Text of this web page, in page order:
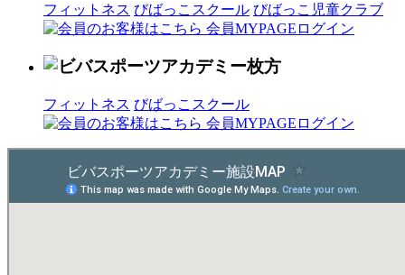
フィットネス びばっこスクール びばっこ児童クラブ
フィットネス びばっこスクール